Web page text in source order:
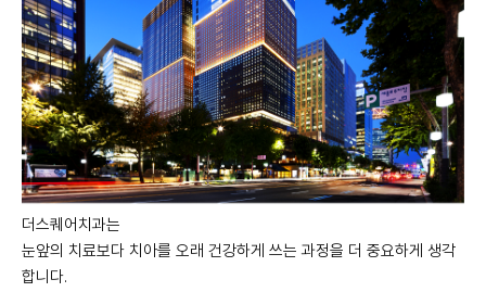
더스퀘어치과는
눈앞의 치료보다 치아를 오래 건강하게 쓰는 과정을 더 중요하게 생각
합니다.